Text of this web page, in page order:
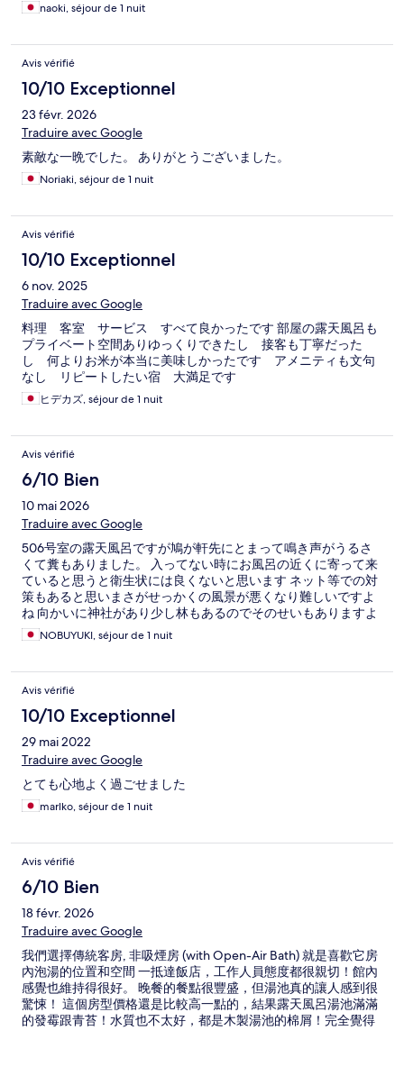
naoki, séjour de 1 nuit
Avis vérifié
10/10 Exceptionnel
23 févr. 2026
Traduire avec Google
素敵な一晩でした。 ありがとうございました。
Noriaki, séjour de 1 nuit
Avis vérifié
10/10 Exceptionnel
6 nov. 2025
Traduire avec Google
料理 客室 サービス すべて良かったです 部屋の露天風呂も
プライベート空間ありゆっくりできたし 接客も丁寧だった
し 何よりお米が本当に美味しかったです アメニティも文句
なし リピートしたい宿 大満足です
ヒデカズ, séjour de 1 nuit
Avis vérifié
6/10 Bien
10 mai 2026
Traduire avec Google
506号室の露天風呂ですが鳩が軒先にとまって鳴き声がうるさ
くて糞もありました。 入ってない時にお風呂の近くに寄って来
ていると思うと衛生状には良くないと思います ネット等での対
策もあると思いまさがせっかくの風景が悪くなり難しいですよ
ね 向かいに神社があり少し林もあるのでそのせいもありますよ
ね。 露天風呂は最高でした
NOBUYUKI, séjour de 1 nuit
Avis vérifié
10/10 Exceptionnel
29 mai 2022
Traduire avec Google
とても心地よく過ごせました
marlko, séjour de 1 nuit
Avis vérifié
6/10 Bien
18 févr. 2026
Traduire avec Google
我們選擇傳統客房, 非吸煙房 (with Open-Air Bath) 就是喜歡它房
內泡湯的位置和空間 一抵達飯店，工作人員態度都很親切！館內
感覺也維持得很好。 晚餐的餐點很豐盛，但湯池真的讓人感到很
驚悚！ 這個房型價格還是比較高一點的，結果露天風呂湯池滿滿
的發霉跟青苔！水質也不太好，都是木製湯池的棉屑！完全覺得